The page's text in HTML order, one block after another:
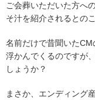
ご会葬いただいた方へ
そ汁を紹介されるとのこ
名前だけで昔聞いた
浮かんでくるのですが
しょうか？
まさか、エンディング